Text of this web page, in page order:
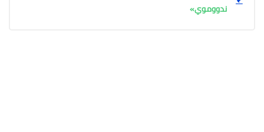
ندووموي»